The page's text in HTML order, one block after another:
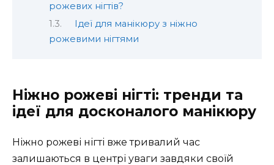
рожевих нігтів?
Ідеї для манікюру з ніжно
рожевими нігтями
Ніжно рожеві нігті: тренди та
ідеї для досконалого манікюру
Ніжно рожеві нігті вже тривалий час
залишаються в центрі уваги завдяки своїй